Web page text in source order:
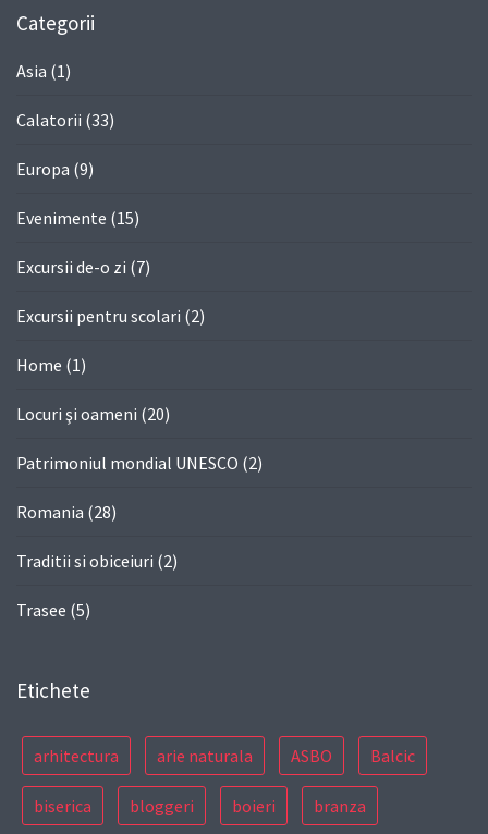
Categorii
Asia (1)
Calatorii (33)
Europa (9)
Evenimente (15)
Excursii de-o zi (7)
Excursii pentru scolari (2)
Home (1)
Locuri şi oameni (20)
Patrimoniul mondial UNESCO (2)
Romania (28)
Traditii si obiceiuri (2)
Trasee (5)
Etichete
arhitectura arie naturala ASBO Balcic
biserica bloggeri boieri branza